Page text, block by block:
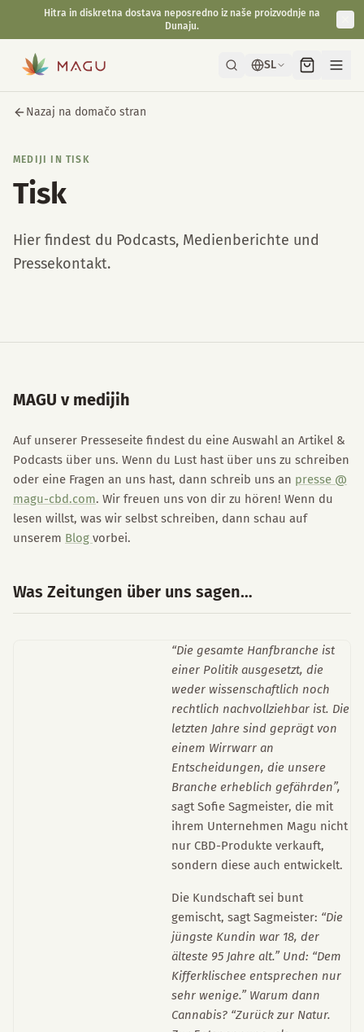
SL
Nazaj na domačo stran
MEDIJI IN TISK
Tisk
Hier findest du Podcasts, Medienberichte und
Pressekontakt.
MAGU v medijih
Auf unserer Presseseite findest du eine Auswahl an Artikel &
Podcasts über uns. Wenn du Lust hast über uns zu schreiben
oder eine Fragen an uns hast, dann schreib uns an presse @
magu-cbd.com. Wir freuen uns von dir zu hören! Wenn du
lesen willst, was wir selbst schreiben, dann schau auf
unserem Blog vorbei.
Was Zeitungen über uns sagen…
“Die gesamte Hanfbranche ist
einer Politik ausgesetzt, die
weder wissenschaftlich noch
rechtlich nachvollziehbar ist. Die
letzten Jahre sind geprägt von
einem Wirrwarr an
Entscheidungen, die unsere
Branche erheblich gefährden”,
sagt Sofie Sagmeister, die mit
ihrem Unternehmen Magu nicht
nur CBD-Produkte verkauft,
sondern diese auch entwickelt.
Die Kundschaft sei bunt
gemischt, sagt Sagmeister: “Die
jüngste Kundin war 18, der
älteste 95 Jahre alt.” Und: “Dem
Kifferklischee entsprechen nur
sehr wenige.” Warum dann
Cannabis? “Zurück zur Natur.
Hitra in diskretna dostava neposredno iz naše proizvodnje na
Dunaju.